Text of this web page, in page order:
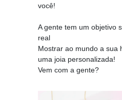
você!
A gente tem um objetivo
real
Mostrar ao mundo a sua
uma joia personalizada!
Vem com a gente?